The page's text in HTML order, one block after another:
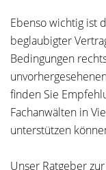
Ebenso wichtig ist
beglaubigter
Bedingungen
finden Sie
Fachanwälten in
unterstützen
Unser Ratgeber